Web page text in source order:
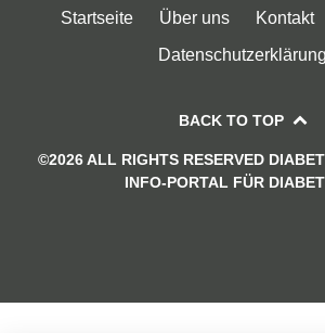
Startseite Über uns Kontakt
Datenschutzerklärung
BACK TO TOP
©2026 ALL RIGHTS RESERVED
INFO-PORTAL FÜR